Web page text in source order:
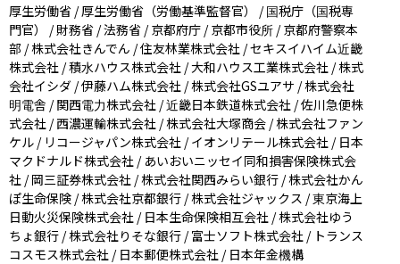
厚生労働省 / 厚生労働省（労働基準監督官） / 国税庁（国税専
門官） / 財務省 / 法務省 / 京都府庁 / 京都市役所 / 京都府警察本
部 / 株式会社きんでん / 住友林業株式会社 / セキスイハイム近畿
株式会社 / 積水ハウス株式会社 / 大和ハウス工業株式会社 / 株式
会社イシダ / 伊藤ハム株式会社 / 株式会社GSユアサ / 株式会社
明電舎 / 関西電力株式会社 / 近畿日本鉄道株式会社 / 佐川急便株
式会社 / 西濃運輸株式会社 / 株式会社大塚商会 / 株式会社ファン
ケル / リコージャパン株式会社 / イオンリテール株式会社 / 日本
マクドナルド株式会社 / あいおいニッセイ同和損害保険株式会
社 / 岡三証券株式会社 / 株式会社関西みらい銀行 / 株式会社かん
ぽ生命保険 / 株式会社京都銀行 / 株式会社ジャックス / 東京海上
日動火災保険株式会社 / 日本生命保険相互会社 / 株式会社ゆう
ちょ銀行 / 株式会社りそな銀行 / 富士ソフト株式会社 / トランス
コスモス株式会社 / 日本郵便株式会社 / 日本年金機構